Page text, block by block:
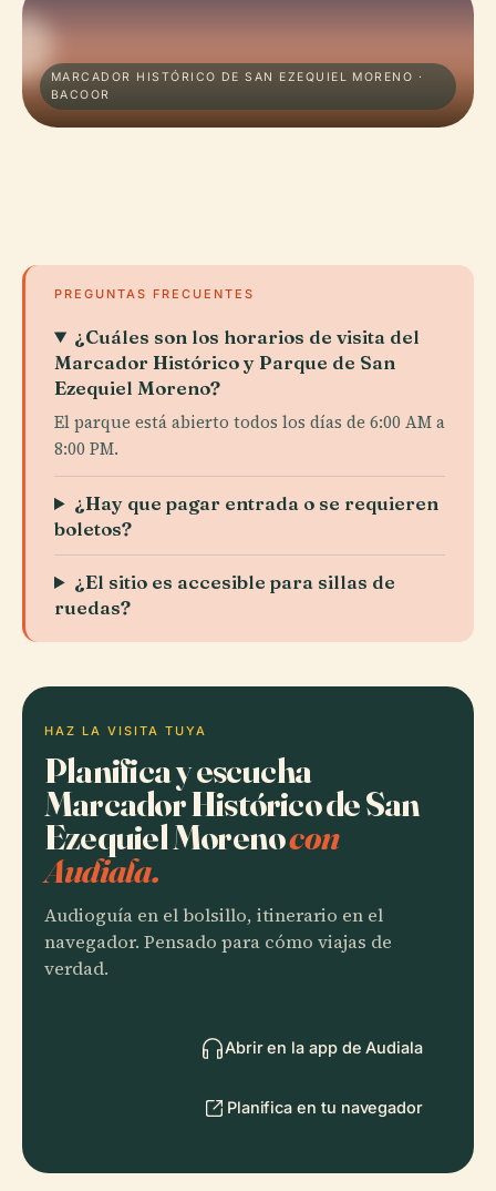
MARCADOR HISTÓRICO DE SAN EZEQUIEL MORENO ·
BACOOR
PREGUNTAS FRECUENTES
¿Cuáles son los horarios de visita del
Marcador Histórico y Parque de San
Ezequiel Moreno?
El parque está abierto todos los días de 6:00 AM a
8:00 PM.
¿Hay que pagar entrada o se requieren
boletos?
¿El sitio es accesible para sillas de
ruedas?
HAZ LA VISITA TUYA
Planifica y escucha
Marcador Histórico de San
Ezequiel Morenocon
Audiala.
Audioguía en el bolsillo, itinerario en el
navegador. Pensado para cómo viajas de
verdad.
Abrir en la app de Audiala
Planifica en tu navegador